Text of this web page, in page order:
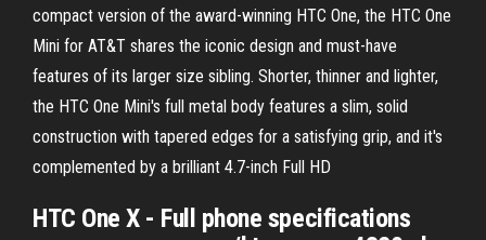
compact version of the award-winning HTC One, the HTC One
Mini for AT&T shares the iconic design and must-have
features of its larger size sibling. Shorter, thinner and lighter,
the HTC One Mini's full metal body features a slim, solid
construction with tapered edges for a satisfying grip, and it's
complemented by a brilliant 4.7-inch Full HD
HTC One X - Full phone specifications